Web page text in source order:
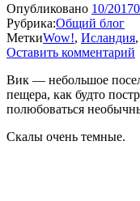
Опубликовано 10/2017
Рубрика:Общий блог
МеткиWow!, Исландия,
Оставить комментарий
Вик — небольшое
пещера, как будто
полюбоваться
Скалы очень темные.